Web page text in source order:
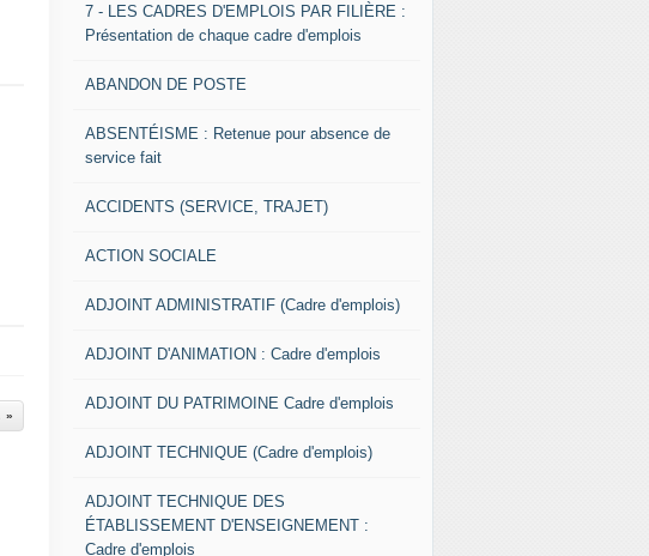
7 - LES CADRES D'EMPLOIS PAR FILIÈRE :
Présentation de chaque cadre d'emplois
ABANDON DE POSTE
ABSENTÉISME : Retenue pour absence de
service fait
ACCIDENTS (SERVICE, TRAJET)
ACTION SOCIALE
ADJOINT ADMINISTRATIF (Cadre d'emplois)
ADJOINT D'ANIMATION : Cadre d'emplois
ADJOINT DU PATRIMOINE Cadre d'emplois
ADJOINT TECHNIQUE (Cadre d'emplois)
ADJOINT TECHNIQUE DES
ÉTABLISSEMENT D'ENSEIGNEMENT :
Cadre d'emplois